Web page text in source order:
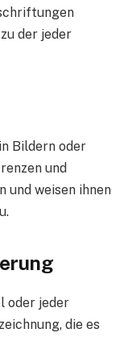
der jeder
Bildern oder
und
und weisen ihnen
oder jeder
die es